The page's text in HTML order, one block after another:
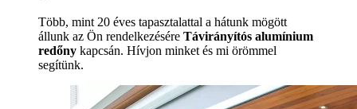
Több, mint 20 éves tapasztalattal a hátunk mögött
állunk az Ön rendelkezésére Távirányítós alumínium
redőny kapcsán. Hívjon minket és mi örömmel
segítünk.